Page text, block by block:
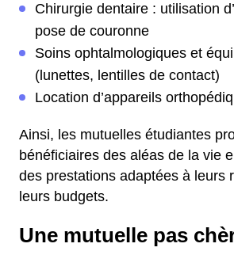
Chirurgie dentaire : utilisation
pose de couronne
Soins ophtalmologiques et
(lunettes, lentilles de contact)
Location d’appareils
Ainsi, les mutuelles étudiantes
bénéficiaires des aléas de la vie
des prestations adaptées à leurs
leurs budgets.
Une mutuelle pas